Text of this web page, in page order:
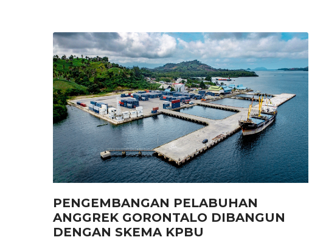
PENGEMBANGAN PELABUHAN
ANGGREK GORONTALO DIBANGUN
DENGAN SKEMA KPBU